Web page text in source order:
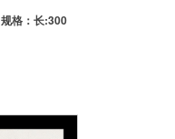
规格：长:300